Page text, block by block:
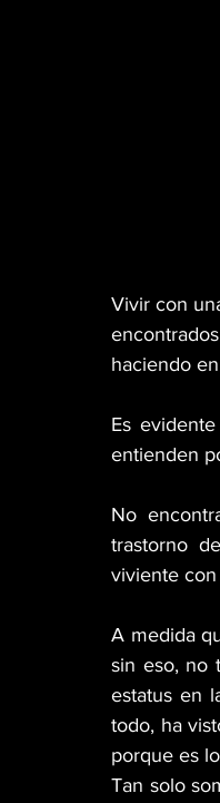
Vivir con
haciendo
Es
entienden
No
trastorno
viviente
A medida
sin eso, no
estatus en
todo, ha
porque es
Tan solo